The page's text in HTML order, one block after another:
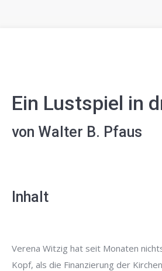
Ein Lustspiel in
von Walter B. Pfaus
Inhalt
Verena Witzig hat seit Monaten
Kopf, als die Finanzierung der